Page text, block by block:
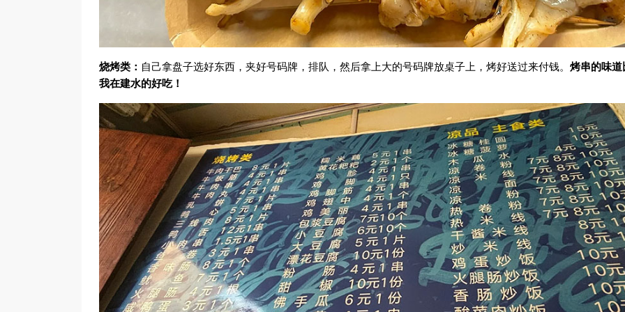
烧烤类： 自己拿盘子选好东西，夹好号码牌，排队，然后拿上大的号码牌放桌子上，烤好送过来付钱。 烤串的味道
我在建水的好吃！